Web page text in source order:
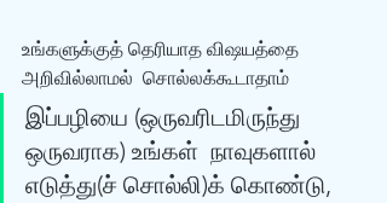
உங்களுக்குத் தெரியாத விஷயத்தை
அறிவில்லாமல்  சொல்லக்கூடாதாம்
இப்பழியை (ஒருவரிடமிருந்து
ஒருவராக) உங்கள்  நாவுகளால்
எடுத்து(ச் சொல்லி)க் கொண்டு,